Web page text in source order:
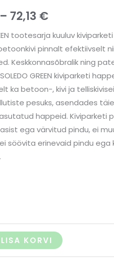
– 72,13 €
tootesarja kuuluv
pinnalt efektiivselt
Keskkonnasõbralik ning
GREEN kiviparketi
ka betoon-, kivi ja
pesuks, asendades
happeid. Kiviparketi
ega värvitud pindu, ei
söövita erinevaid pindu ega
LISA KORVI